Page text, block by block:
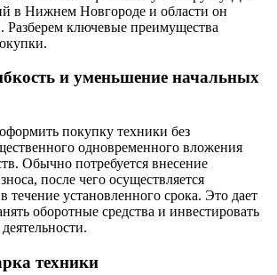
в Нижнем Новгороде и области он
Разберем ключевые преимущества
и уменьшение начальных
покупку техники без
одновременного вложения
Обычно потребуется внесение
после чего осуществляется
течение установленного срока. Это дает
оборотные средства и инвестировать
техники